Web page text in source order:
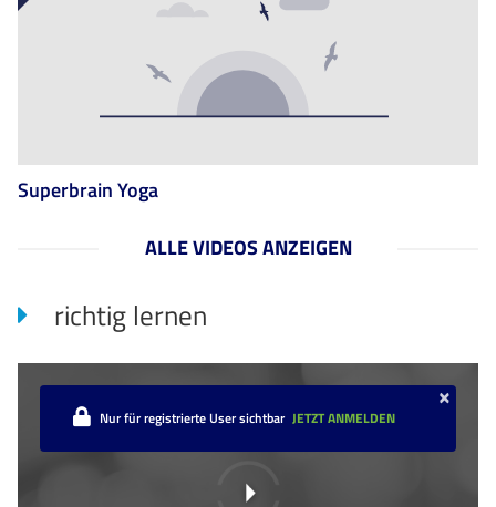
Superbrain Yoga
ALLE VIDEOS ANZEIGEN
richtig lernen
Nur für registrierte User sichtbar JETZT ANMELDEN
×